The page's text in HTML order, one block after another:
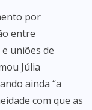
por
entre
uniões de
Júlia
ainda “a
com que as